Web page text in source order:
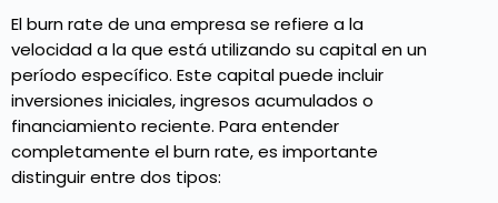
El burn rate de una empresa se refiere a la
velocidad a la que está utilizando su capital en un
período específico. Este capital puede incluir
inversiones iniciales, ingresos acumulados o
financiamiento reciente. Para entender
completamente el burn rate, es importante
distinguir entre dos tipos: